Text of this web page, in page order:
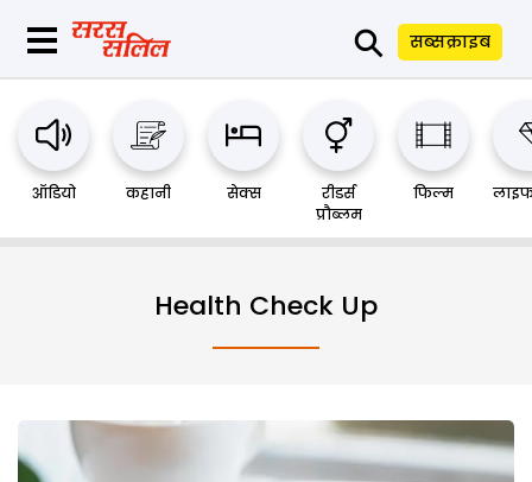
⚲ सब्सक्राइब
ऑडियो कहानी सेक्स
रीडर्स
प्रौब्लम
फिल्म
Health Check Up